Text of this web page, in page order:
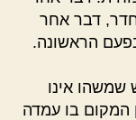
דבר אחר
הראשונה.
שמשהו אינו
המקום בו עמדה